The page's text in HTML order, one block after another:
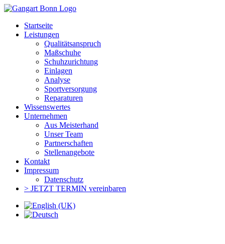
Startseite
Leistungen
Qualitätsanspruch
Maßschuhe
Schuhzurichtung
Einlagen
Analyse
Sportversorgung
Reparaturen
Wissenswertes
Unternehmen
Aus Meisterhand
Unser Team
Partnerschaften
Stellenangebote
Kontakt
Impressum
Datenschutz
> JETZT TERMIN vereinbaren